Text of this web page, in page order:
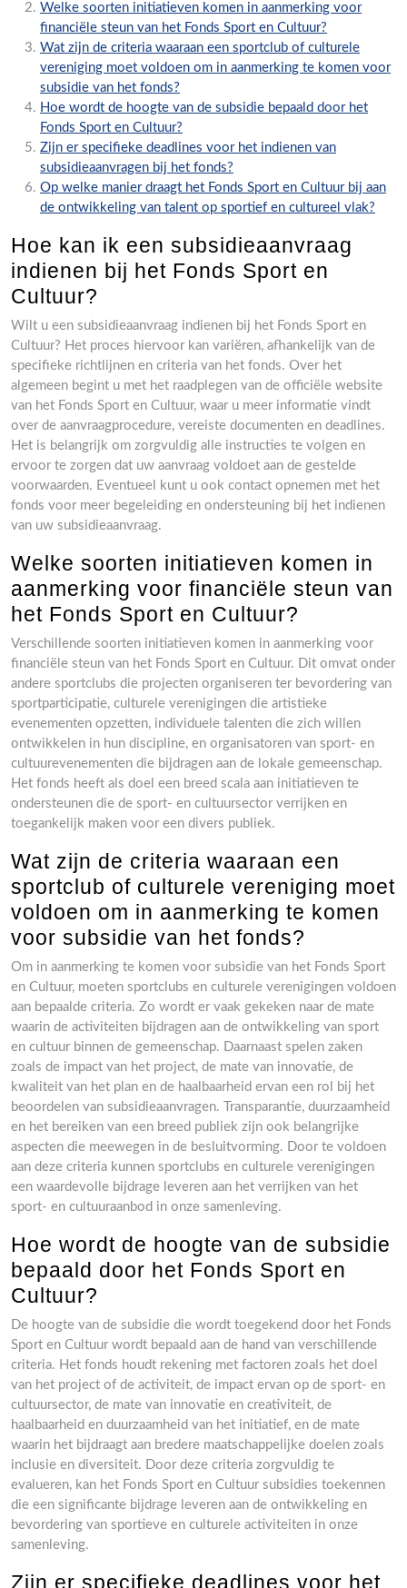
Welke soorten initiatieven komen in aanmerking voor
financiële steun van het Fonds Sport en Cultuur?
Wat zijn de criteria waaraan een sportclub of culturele
vereniging moet voldoen om in aanmerking te komen voor
subsidie van het fonds?
Hoe wordt de hoogte van de subsidie bepaald door het
Fonds Sport en Cultuur?
Zijn er specifieke deadlines voor het indienen van
subsidieaanvragen bij het fonds?
Op welke manier draagt het Fonds Sport en Cultuur bij aan
de ontwikkeling van talent op sportief en cultureel vlak?
Hoe kan ik een subsidieaanvraag
indienen bij het Fonds Sport en
Cultuur?
Wilt u een subsidieaanvraag indienen bij het Fonds Sport en
Cultuur? Het proces hiervoor kan variëren, afhankelijk van de
specifieke richtlijnen en criteria van het fonds. Over het
algemeen begint u met het raadplegen van de officiële website
van het Fonds Sport en Cultuur, waar u meer informatie vindt
over de aanvraagprocedure, vereiste documenten en deadlines.
Het is belangrijk om zorgvuldig alle instructies te volgen en
ervoor te zorgen dat uw aanvraag voldoet aan de gestelde
voorwaarden. Eventueel kunt u ook contact opnemen met het
fonds voor meer begeleiding en ondersteuning bij het indienen
van uw subsidieaanvraag.
Welke soorten initiatieven komen in
aanmerking voor financiële steun van
het Fonds Sport en Cultuur?
Verschillende soorten initiatieven komen in aanmerking voor
financiële steun van het Fonds Sport en Cultuur. Dit omvat onder
andere sportclubs die projecten organiseren ter bevordering van
sportparticipatie, culturele verenigingen die artistieke
evenementen opzetten, individuele talenten die zich willen
ontwikkelen in hun discipline, en organisatoren van sport- en
cultuurevenementen die bijdragen aan de lokale gemeenschap.
Het fonds heeft als doel een breed scala aan initiatieven te
ondersteunen die de sport- en cultuursector verrijken en
toegankelijk maken voor een divers publiek.
Wat zijn de criteria waaraan een
sportclub of culturele vereniging moet
voldoen om in aanmerking te komen
voor subsidie van het fonds?
Om in aanmerking te komen voor subsidie van het Fonds Sport
en Cultuur, moeten sportclubs en culturele verenigingen voldoen
aan bepaalde criteria. Zo wordt er vaak gekeken naar de mate
waarin de activiteiten bijdragen aan de ontwikkeling van sport
en cultuur binnen de gemeenschap. Daarnaast spelen zaken
zoals de impact van het project, de mate van innovatie, de
kwaliteit van het plan en de haalbaarheid ervan een rol bij het
beoordelen van subsidieaanvragen. Transparantie, duurzaamheid
en het bereiken van een breed publiek zijn ook belangrijke
aspecten die meewegen in de besluitvorming. Door te voldoen
aan deze criteria kunnen sportclubs en culturele verenigingen
een waardevolle bijdrage leveren aan het verrijken van het
sport- en cultuuraanbod in onze samenleving.
Hoe wordt de hoogte van de subsidie
bepaald door het Fonds Sport en
Cultuur?
De hoogte van de subsidie die wordt toegekend door het Fonds
Sport en Cultuur wordt bepaald aan de hand van verschillende
criteria. Het fonds houdt rekening met factoren zoals het doel
van het project of de activiteit, de impact ervan op de sport- en
cultuursector, de mate van innovatie en creativiteit, de
haalbaarheid en duurzaamheid van het initiatief, en de mate
waarin het bijdraagt aan bredere maatschappelijke doelen zoals
inclusie en diversiteit. Door deze criteria zorgvuldig te
evalueren, kan het Fonds Sport en Cultuur subsidies toekennen
die een significante bijdrage leveren aan de ontwikkeling en
bevordering van sportieve en culturele activiteiten in onze
samenleving.
Zijn er specifieke deadlines voor het